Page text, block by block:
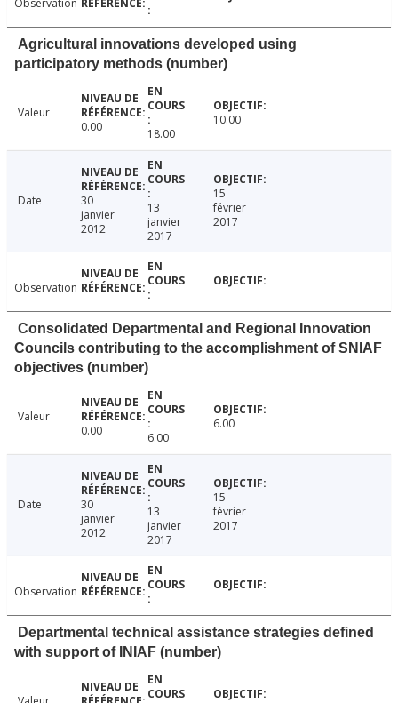
Observation
Agricultural innovations developed using
participatory methods (number)
Valeur
0.00
18.00
10.00
Date
30
janvier
2012
13
janvier
2017
15
février
2017
Observation
Consolidated Departmental and Regional Innovation
Councils contributing to the accomplishment of SNIAF
objectives (number)
Valeur
0.00
6.00
6.00
Date
30
janvier
2012
13
janvier
2017
15
février
2017
Observation
Departmental technical assistance strategies defined
with support of INIAF (number)